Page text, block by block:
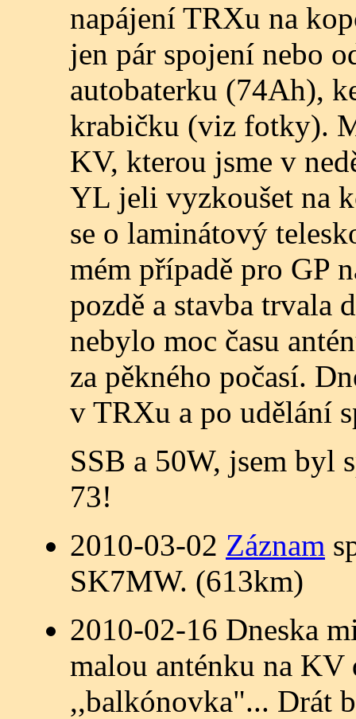
napájení TRXu na
jen pár spojení nebo
autobaterku (74Ah),
krabičku (viz fotky).
KV, kterou jsme v
YL jeli vyzkoušet na
se o laminátový
mém případě pro GP
pozdě a stavba trvala
nebylo moc času
za pěkného počasí.
v TRXu a po udělání
SSB a 50W, jsem byl
73!
2010-03-02 Záznam
SK7MW. (613km)
2010-02-16 Dneska
malou anténku na KV
,,balkónovka"... Drát